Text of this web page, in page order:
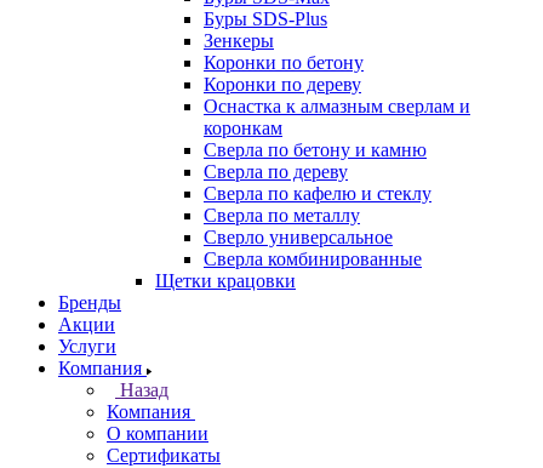
Буры SDS-Plus
Зенкеры
Коронки по бетону
Коронки по дереву
Оснастка к алмазным сверлам и
коронкам
Сверла по бетону и камню
Сверла по дереву
Сверла по кафелю и стеклу
Сверла по металлу
Сверло универсальное
Сверла комбинированные
Щетки крацовки
Бренды
Акции
Услуги
Компания
Назад
Компания
О компании
Сертификаты